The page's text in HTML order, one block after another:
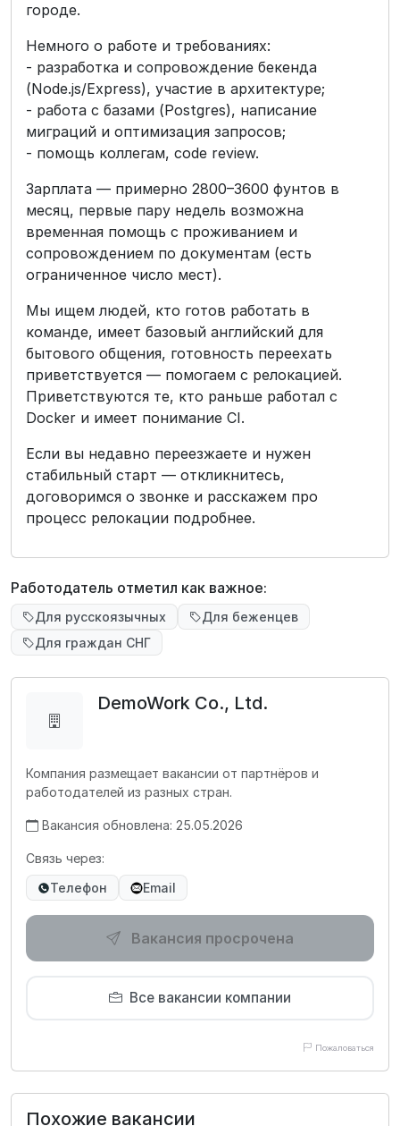
городе.
Немного о работе и требованиях:
- разработка и сопровождение бекенда
(Node.js/Express), участие в архитектуре;
- работа с базами (Postgres), написание
миграций и оптимизация запросов;
- помощь коллегам, code review.
Зарплата — примерно 2800–3600 фунтов в
месяц, первые пару недель возможна
временная помощь с проживанием и
сопровождением по документам (есть
ограниченное число мест).
Мы ищем людей, кто готов работать в
команде, имеет базовый английский для
бытового общения, готовность переехать
приветствуется — помогаем с релокацией.
Приветствуются те, кто раньше работал с
Docker и имеет понимание CI.
Если вы недавно переезжаете и нужен
стабильный старт — откликнитесь,
договоримся о звонке и расскажем про
процесс релокации подробнее.
Работодатель отметил как важное:
Для русскоязычных
Для беженцев
Для граждан СНГ
DemoWork Co., Ltd.
Компания размещает вакансии от партнёров и
работодателей из разных стран.
Вакансия обновлена: 25.05.2026
Связь через:
Телефон
Email
Вакансия просрочена
Все вакансии компании
Пожаловаться
Похожие вакансии